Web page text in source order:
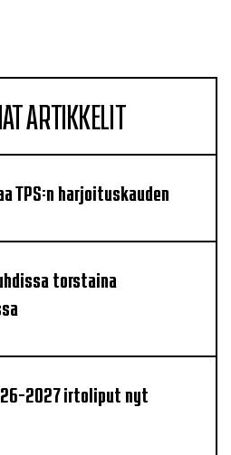
ARTIKKELIT
TPS:n harjoituskauden
torstaina
2027 irtoliput nyt